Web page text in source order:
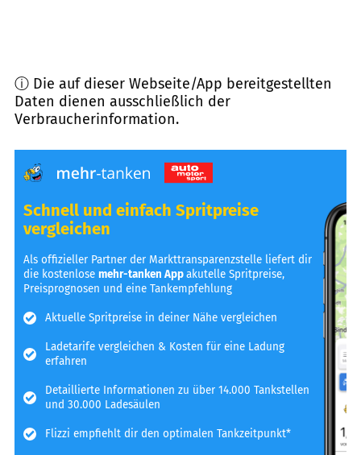
ⓘ Die auf dieser Webseite/App bereitgestellten
Daten dienen ausschließlich der
Verbraucherinformation.
Schnell und einfach Spritpreise
vergleichen
Als offizieller Partner der Markttransparenzstelle liefert dir
die kostenlosemehr-tanken Appakutelle Spritpreise,
Preisprognosen und eine Tankempfehlung
Aktuelle Spritpreise in deiner Nähe vergleichen
Ladetarife vergleichen & Kosten für eine Ladung
erfahren
Detaillierte Informationen zu über 14.000 Tankstellen
und 30.000 Ladesäulen
Flizzi empfiehlt dir den optimalen Tankzeitpunkt*